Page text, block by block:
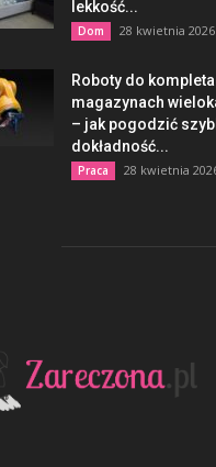
lekkość...
Dom 28 kwietnia 2026
Roboty do
magazynach
– jak pogodzić
dokładność...
Praca 28 kwietnia